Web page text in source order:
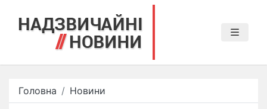
Головна Новини